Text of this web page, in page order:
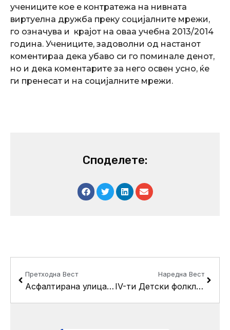
учениците кое е контратежа на нивната
виртуелна дружба преку социјалните мрежи,
го означува и крајот на оваа учебна 2013/2014
година. Учениците, задоволни од настанот
коментираа дека убаво си го поминале денот,
но и дека коментарите за него освен усно, ќе
ги пренесат и на социјалните мрежи.
Споделете:
Претходна Вест
Асфалтирана улица “1440” во Пинтија
Наредна Вест
IV-ти Детски фолклорни смотри на Три Круши